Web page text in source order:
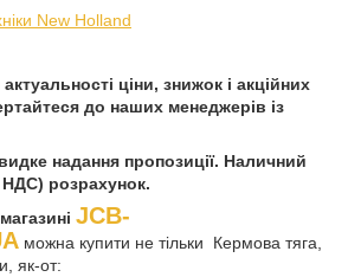
New Holland
ціни, знижок і акційних
до наших менеджерів із
надання пропозиції. Наличний
НДС) розрахунок.
JCB-
можна купити не тільки Кермова тяга,
як-от: